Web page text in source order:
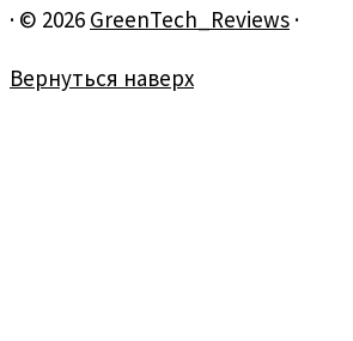
· © 2026 GreenTech_Reviews ·
Вернуться наверх